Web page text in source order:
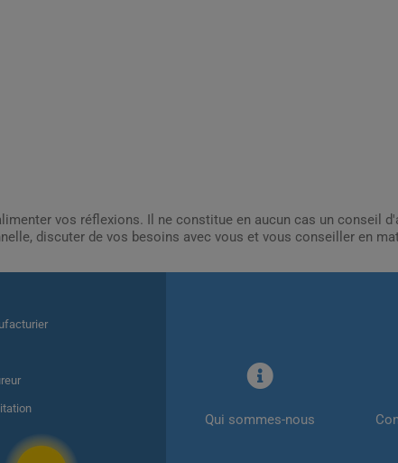
vos réflexions. Il ne constitue en aucun cas un conseil
discuter de vos besoins avec vous et vous conseiller en
Qui sommes-nous